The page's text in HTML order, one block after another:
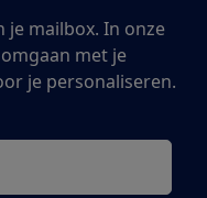
je mailbox. In onze
met je
je personaliseren.